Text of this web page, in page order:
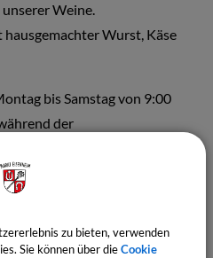
Weine.
Wurst, Käse
bis Samstag von 9:00
der
vorher anrufen.
zu bieten, verwenden
Sie können über dieCookie